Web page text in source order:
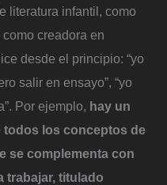
literatura infantil, como
creadora en
desde el principio: “yo
salir en ensayo”, “yo
Por ejemplo, hay un
los conceptos de
se complementa con
trabajar, titulado